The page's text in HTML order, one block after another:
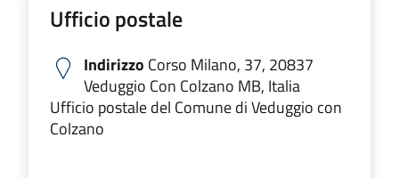
Ufficio postale
Indirizzo Corso Milano, 37, 20837
Veduggio Con Colzano MB, Italia
Ufficio postale del Comune di Veduggio con
Colzano